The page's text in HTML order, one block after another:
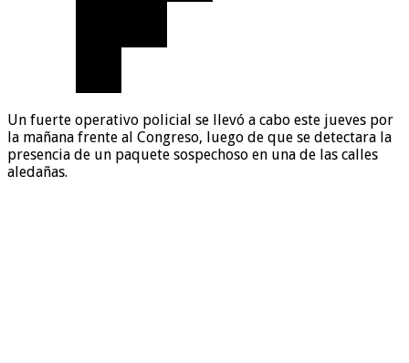
Un fuerte operativo policial se llevó a cabo este jueves por
la mañana frente al Congreso, luego de que se detectara la
presencia de un paquete sospechoso en una de las calles
aledañas.